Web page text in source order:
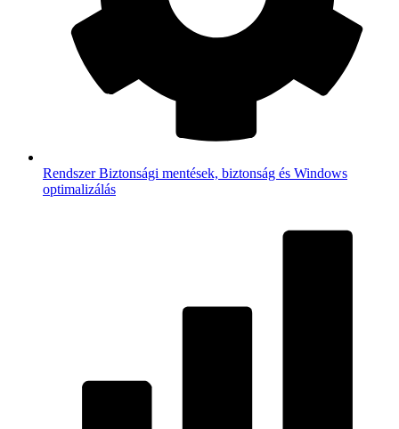
RendszerBiztonsági mentések, biztonság és Windows
optimalizálás